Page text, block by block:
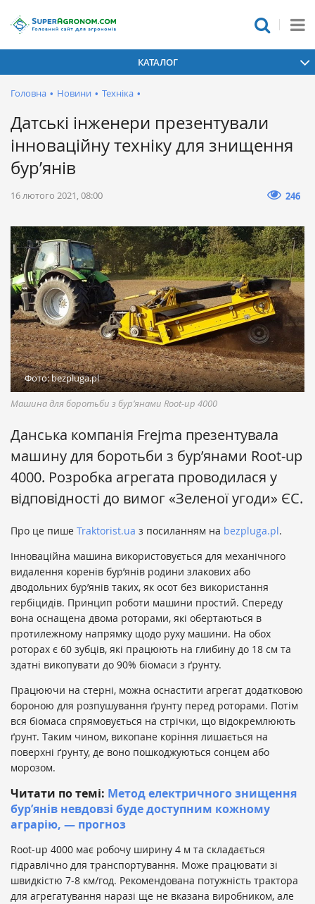
КАТАЛОГ
Головна • Новини • Техніка •
Датські інженери презентували
інноваційну техніку для знищення
бур’янів
16 лютого 2021, 08:00 246
Фото: bezpluga.pl
Машина для боротьби з бур’янами Root-up 4000
Данська компанія Frejma презентувала
машину для боротьби з бур’янами Root-up
4000. Розробка агрегата проводилася у
відповідності до вимог «Зеленої угоди» ЄС.
Про це пише Traktorist.ua з посиланням на bezpluga.pl.
Інноваційна машина використовується для механічного
видалення коренів бур’янів родини злакових або
дводольних бур’янів таких, як осот без використання
гербіцидів. Принцип роботи машини простий. Спереду
вона оснащена двома роторами, які обертаються в
протилежному напрямку щодо руху машини. На обох
роторах є 60 зубців, які працюють на глибину до 18 см та
здатні викопувати до 90% біомаси з ґрунту.
Працюючи на стерні, можна оснастити агрегат додатковою
бороною для розпушування ґрунту перед роторами. Потім
вся біомаса спрямовується на стрічки, що відокремлюють
ґрунт. Таким чином, викопане коріння лишається на
поверхні ґрунту, де воно пошкоджуються сонцем або
морозом.
Читати по темі: Метод електричного знищення
бур’янів невдовзі буде доступним кожному
аграрію, — прогноз
Root-up 4000 має робочу ширину 4 м та складається
гідравлічно для транспортування. Може працювати зі
швидкістю 7-8 км/год. Рекомендована потужність трактора
для агрегатування наразі ще не вказана виробником, але